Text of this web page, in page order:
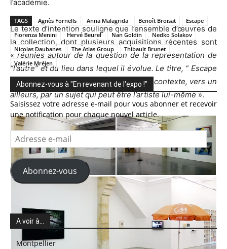
l’académie.
Le texte d’intention souligne que l’ensemble d’œuvres de
la collection, dont plusieurs acquisitions récentes sont
«réunies autour de la question de la représentation de
“l’autre” et du lieu dans lequel il évolue. Le titre, “ Escape
”, suggère la recherche d’une sortie du contexte, vers un
ailleurs, par un sujet qui peut être l’artiste lui-même».
TAGS Agnès Fornells Anna Malagrida Benoît Broisat
Escape
Fiorenza Menini
Hervé Beurel Nan Goldin
Nedko Solakov
Nicolas Daubanes
The Atlas Group
Thibault Brunet
Valérie Mréjen
Abonnez-vous à "En revenant de l'expo !"
Saisissez votre adresse e-mail pour vous abonner et recevoir
une notification pour chaque nouvel article.
Adresse
e-
mail
Abonnez-vous
A voir à…
Montpellier